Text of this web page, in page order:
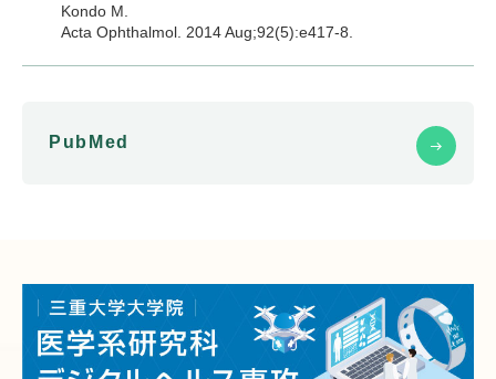
Kondo M.
Acta Ophthalmol. 2014 Aug;92(5):e417-8.
PubMed